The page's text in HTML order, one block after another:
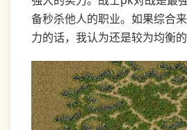
备秒杀他人的职业。如果综合
力的话，我认为还是较为均衡的